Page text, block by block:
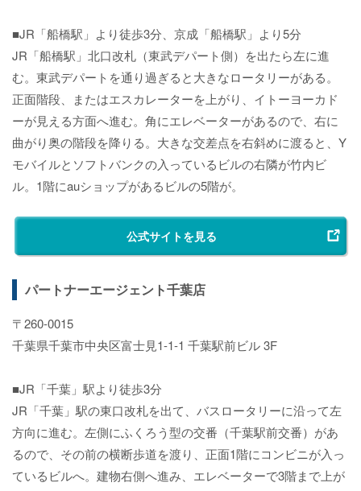
■JR「船橋駅」より徒歩3分、京成「船橋駅」より5分
JR「船橋駅」北口改札（東武デパート側）を出たら左に進
む。東武デパートを通り過ぎると大きなロータリーがある。
正面階段、またはエスカレーターを上がり、イトーヨーカド
ーが見える方面へ進む。角にエレベーターがあるので、右に
曲がり奥の階段を降りる。大きな交差点を右斜めに渡ると、Y
モバイルとソフトバンクの入っているビルの右隣が竹内ビ
ル。1階にauショップがあるビルの5階が。
公式サイトを見る
パートナーエージェント千葉店
〒260-0015
千葉県千葉市中央区富士見1-1-1 千葉駅前ビル 3F
■JR「千葉」駅より徒歩3分
JR「千葉」駅の東口改札を出て、バスロータリーに沿って左
方向に進む。左側にふくろう型の交番（千葉駅前交番）があ
るので、その前の横断歩道を渡り、正面1階にコンビニが入っ
ているビルへ。建物右側へ進み、エレベーターで3階まで上が